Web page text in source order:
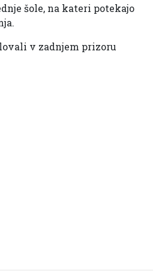
šole, na kateri potekajo
v zadnjem prizoru